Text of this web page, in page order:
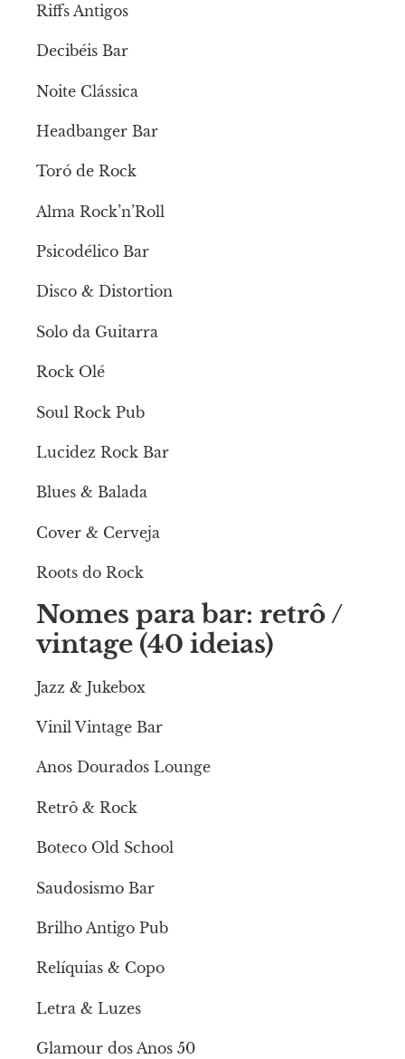
Riffs Antigos
Decibéis Bar
Noite Clássica
Headbanger Bar
Toró de Rock
Alma Rock’n’Roll
Psicodélico Bar
Disco & Distortion
Solo da Guitarra
Rock Olé
Soul Rock Pub
Lucidez Rock Bar
Blues & Balada
Cover & Cerveja
Roots do Rock
Nomes para bar: retrô /
vintage (40 ideias)
Jazz & Jukebox
Vinil Vintage Bar
Anos Dourados Lounge
Retrô & Rock
Boteco Old School
Saudosismo Bar
Brilho Antigo Pub
Relíquias & Copo
Letra & Luzes
Glamour dos Anos 50